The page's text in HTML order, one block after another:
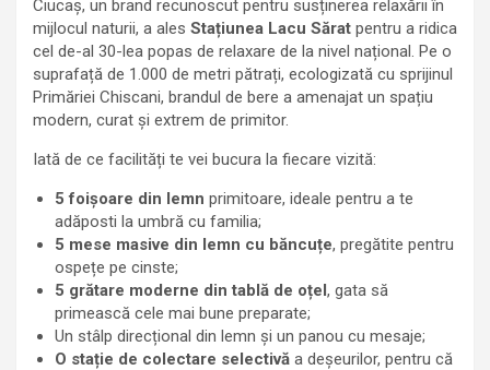
Ciucaș, un brand recunoscut pentru susținerea relaxării în
mijlocul naturii, a ales Stațiunea Lacu Sărat pentru a ridica
cel de-al 30-lea popas de relaxare de la nivel național. Pe o
suprafață de 1.000 de metri pătrați, ecologizată cu sprijinul
Primăriei Chiscani, brandul de bere a amenajat un spațiu
modern, curat și extrem de primitor.
Iată de ce facilități te vei bucura la fiecare vizită:
5 foișoare din lemn primitoare, ideale pentru a te
adăposti la umbră cu familia;
5 mese masive din lemn cu băncuțe, pregătite pentru
ospețe pe cinste;
5 grătare moderne din tablă de oțel, gata să
primească cele mai bune preparate;
Un stâlp direcțional din lemn și un panou cu mesaje;
O stație de colectare selectivă a deșeurilor, pentru că